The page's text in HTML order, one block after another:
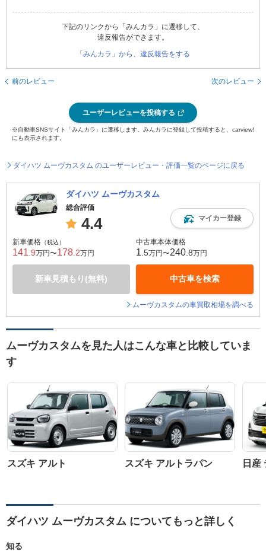
下記のリンクから「みんカラ」に遷移して、
違反報告ができます。
「みんカラ」から、違反報告をする
前のレビュー 次のレビュー
ユーザーレビューを投稿する
※自動車SNSサイト「みんカラ」に遷移します。みんカラに登録して投稿すると、carview!
にも表示されます。
ダイハツ ムーヴカスタム のユーザーレビュー・評価一覧のページに戻る
ダイハツ ムーヴカスタム
総合評価
4.4 マイカー登録
新車価格 （税込）
141 .9万円〜178 .2万円
新車見積もり(無料)
中古車本体価格
1 .5万円〜240 .8万円
中古車を検索
ムーヴカスタムの車買取相場を調べる
ムーヴカスタムを見た人はこんな車と比較していま
す
スズキ アルト スズキ アルトラパン 日産
ダイハツ ムーヴカスタム についてもっと詳しく
知る